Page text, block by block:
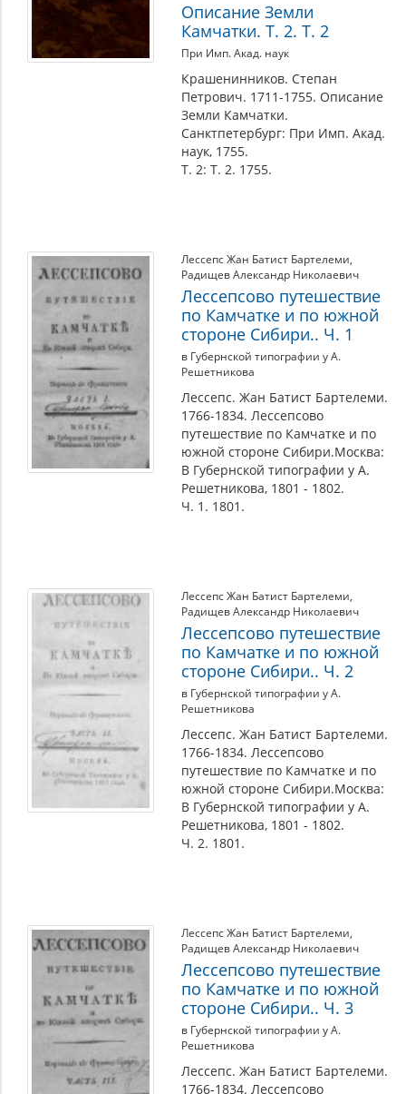
Описание Земли
Камчатки. Т. 2. Т. 2
При Имп. Акад. наук
Крашенинников. Степан
Петрович. 1711-1755. Описание
Земли Камчатки.
Санктпетербург: При Имп. Акад.
наук, 1755.
Т. 2: Т. 2. 1755.
Лессепс Жан Батист Бартелеми,
Радищев Александр Николаевич
Лессепсово путешествие
по Камчатке и по южной
стороне Сибири.. Ч. 1
в Губернской типографии у А.
Решетникова
Лессепс. Жан Батист Бартелеми.
1766-1834. Лессепсово
путешествие по Камчатке и по
южной стороне Сибири.Москва:
В Губернской типографии у А.
Решетникова, 1801 - 1802.
Ч. 1. 1801.
Лессепс Жан Батист Бартелеми,
Радищев Александр Николаевич
Лессепсово путешествие
по Камчатке и по южной
стороне Сибири.. Ч. 2
в Губернской типографии у А.
Решетникова
Лессепс. Жан Батист Бартелеми.
1766-1834. Лессепсово
путешествие по Камчатке и по
южной стороне Сибири.Москва:
В Губернской типографии у А.
Решетникова, 1801 - 1802.
Ч. 2. 1801.
Лессепс Жан Батист Бартелеми,
Радищев Александр Николаевич
Лессепсово путешествие
по Камчатке и по южной
стороне Сибири.. Ч. 3
в Губернской типографии у А.
Решетникова
Лессепс. Жан Батист Бартелеми.
1766-1834. Лессепсово